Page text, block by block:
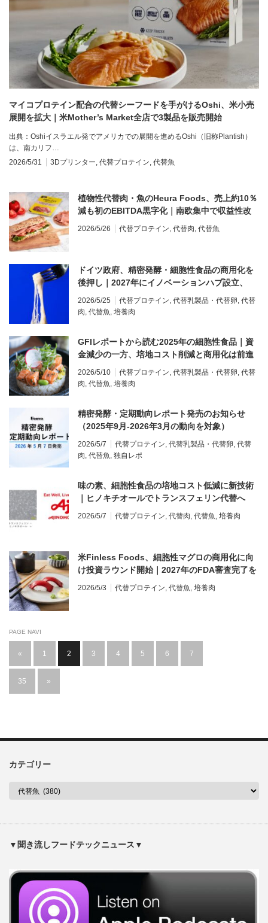
マイコプロテイン配合の代替シーフードを手がけるOshi、米小売
展開を拡大｜米Mother’s Market全店で3製品を販売開始
出典：Oshiイスラエル発でアメリカでの展開を進めるOshi（旧称Plantish）
は、南カリフ…
2026/5/31
3Dプリンター, 代替プロテイン, 代替魚
植物性代替肉・魚のHeura Foods、売上約10％
減も初のEBITDA黒字化｜南欧集中で収益性改
2026/5/26 代替プロテイン, 代替肉, 代替魚
ドイツ政府、精密発酵・細胞性食品の商用化を
後押し｜2027年にイノベーションハブ設立、
2028年の世界市場投入を目標に
2026/5/25 代替プロテイン, 代替乳製品・代替卵, 代替
肉, 代替魚, 培養肉
GFIレポートから読む2025年の細胞性食品｜資
金減少の一方、培地コスト削減と商用化は前進
2026/5/10 代替プロテイン, 代替乳製品・代替卵, 代替
肉, 代替魚, 培養肉
精密発酵・定期動向レポート発売のお知らせ
（2025年9月-2026年3月の動向を対象）
2026/5/7 代替プロテイン, 代替乳製品・代替卵, 代替
肉, 代替魚, 独自レポ
味の素、細胞性食品の培地コスト低減に新技術
｜ヒノキチオールでトランスフェリン代替へ
2026/5/7 代替プロテイン, 代替肉, 代替魚, 培養肉
米Finless Foods、細胞性マグロの商用化に向
け投資ラウンド開始｜2027年のFDA審査完了を
2026/5/3 代替プロテイン, 代替魚, 培養肉
PAGE NAVI
« 1 2 3 4 5 6 7
35 »
カテゴリー
▼聞き流しフードテックニュース▼